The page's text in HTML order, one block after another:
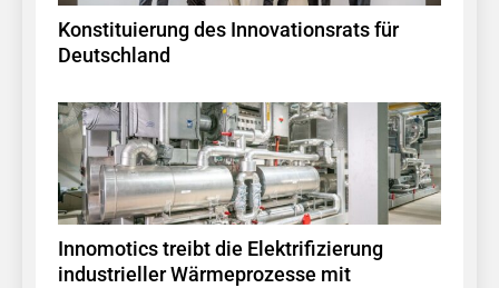
Konstituierung des Innovationsrats für
Deutschland
Innomotics treibt die Elektrifizierung
industrieller Wärmeprozesse mit